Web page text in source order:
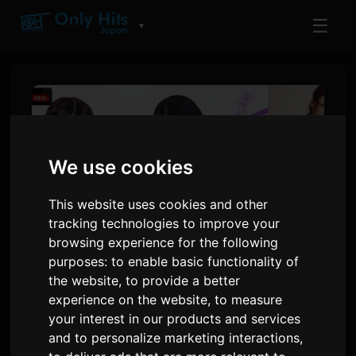
We use cookies
This website uses cookies and other
tracking technologies to improve your
browsing experience for the following
purposes:to enable basic functionality of
the website,to provide a better
experience on the website,to measure
your interest in our products and services
and to personalize marketing interactions,
▼ ☰
Gyubin और chilldspot ने 'गर्ल ओर
लेडी 3' के लिए थीम सॉन्ग प्रदान किए
द्वारा Sam 2 जून 2026
अंग्रेजी से अनुवादित